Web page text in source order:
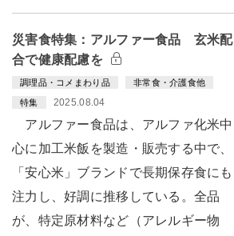
災害食特集：アルファー食品 玄米配
合で健康配慮を
調理品・コメまわり品 非常食・介護食他
特集 2025.08.04
アルファー食品は、アルファ化米中
心に加工米飯を製造・販売する中で、
「安心米」ブランドで長期保存食にも
注力し、好調に推移している。全品
が、特定原材料など（アレルギー物